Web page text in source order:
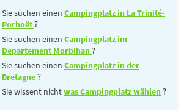
Sie suchen einen Campingplatz in La Trinité-
Porhoët?
Sie suchen einen Campingplatz im
Departement Morbihan?
Sie suchen einen Campingplatz in der
Bretagne?
Sie wissent nichtwas Campingplatz wählen?